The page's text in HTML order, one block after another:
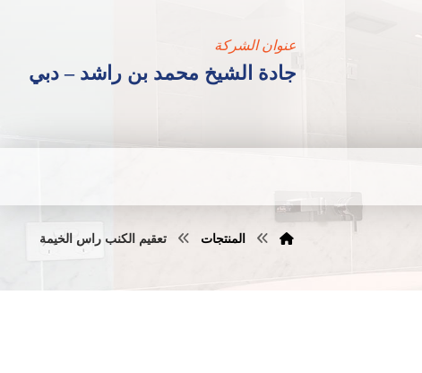
عنوان الشركة
جادة الشيخ محمد بن راشد – دبي
المنتجات تعقيم الكنب راس الخيمة